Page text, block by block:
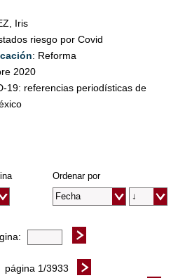
Iris
riesgo por Covid
: Reforma
2020
19: referencias periodísticas de
Ordenar por
página 1/3933